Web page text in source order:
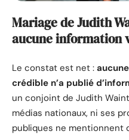
Mariage de Judith
aucune information
Le constat est net :
crédible n’a publié
un conjoint de Judith
médias nationaux, ni ses
publiques ne mentionnent